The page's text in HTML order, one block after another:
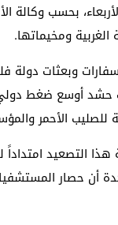
بحسب
ومخيماتها.
وبعثات دولة
أوسع ضغط دولي
للصليب الأحمر
هذا التصعيد
أن حصار